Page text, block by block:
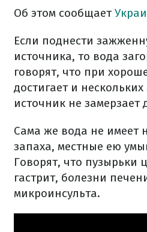
Об этом сообщает
Если поднести
источника, то вода
говорят, что при
достигает и
источник не замерзает
Сама же вода не имеет
запаха, местные ею
Говорят, что пузырьки
гастрит, болезни
микроинсульта.